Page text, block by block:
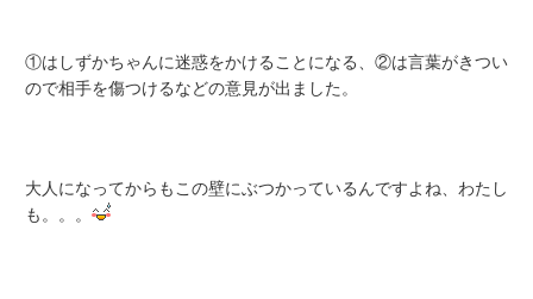
①はしずかちゃんに迷惑をかけることになる、②は言葉がきつい
ので相手を傷つけるなどの意見が出ました。
大人になってからもこの壁にぶつかっているんですよね、わたし
も。。。